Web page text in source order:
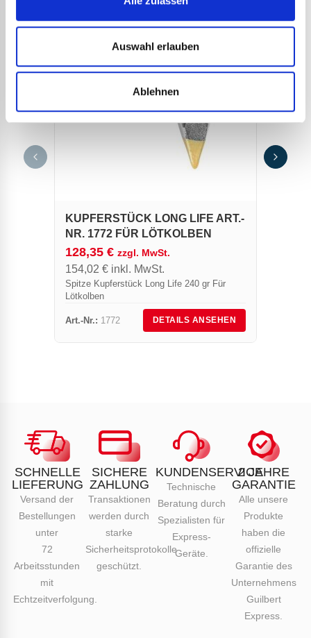
Auswahl erlauben
Ablehnen
KUPFERSTÜCK LONG LIFE ART.-
NR. 1772 FÜR LÖTKOLBEN
128,35 € zzgl. MwSt.
154,02 € inkl. MwSt.
Spitze Kupferstück Long Life 240 gr Für
Lötkolben
Art.-Nr.: 1772 DETAILS ANSEHEN
SCHNELLE
LIEFERUNG
Versand der
Bestellungen
unter
72
Arbeitsstunden
mit
Echtzeitverfolgung.
SICHERE
ZAHLUNG
Transaktionen
werden durch
starke
Sicherheitsprotokolle
geschützt.
KUNDENSERVICE
Technische
Beratung durch
Spezialisten für
Express-
Geräte.
2 JAHRE
GARANTIE
Alle unsere
Produkte
haben die
offizielle
Garantie des
Unternehmens
Guilbert
Express.